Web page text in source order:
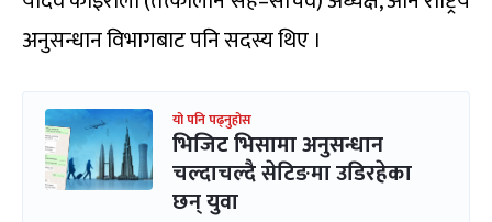
अनुसन्धान विभागबाट पनि सदस्य थिए ।
यो पनि पढ्नुहोस
भिजिट भिसामा अनुसन्धान
चल्दाचल्दै सेटिङमा उडिरहेका
छन् युवा